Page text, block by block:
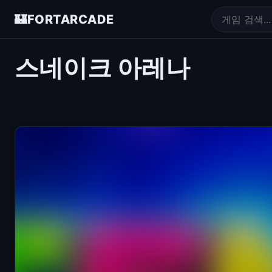
🏰FORTARCADE
스네이크 아레나